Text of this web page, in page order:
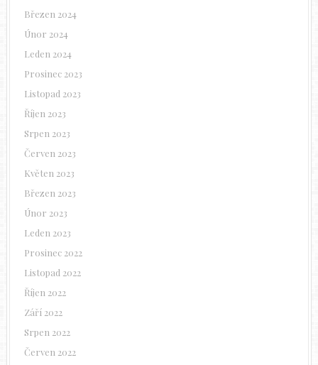
Březen 2024
Únor 2024
Leden 2024
Prosinec 2023
Listopad 2023
Říjen 2023
Srpen 2023
Červen 2023
Květen 2023
Březen 2023
Únor 2023
Leden 2023
Prosinec 2022
Listopad 2022
Říjen 2022
Září 2022
Srpen 2022
Červen 2022